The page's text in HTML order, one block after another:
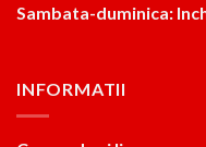
Sambata-duminica:
INFORMATII